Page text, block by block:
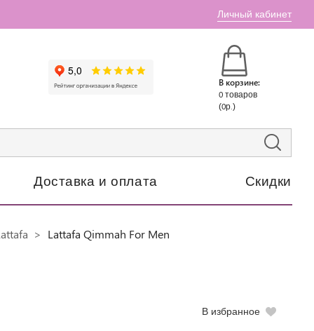
Личный кабинет
В корзине:
0 товаров
(0р.)
Доставка и оплата Скидки
Lattafa Qimmah For Men
В избранное